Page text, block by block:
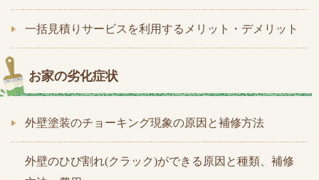
一括見積りサービスを利用するメリット・デメリット
お家の劣化症状
外壁塗装のチョーキング現象の原因と補修方法
外壁のひび割れ(クラック)ができる原因と種類、補修